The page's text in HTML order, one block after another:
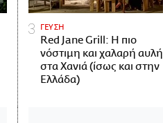
ΓΕΥΣΗ
Red Jane Grill: Η πιο
νόστιμη και χαλαρή αυλή
στα Χανιά (ίσως και στην
Ελλάδα)